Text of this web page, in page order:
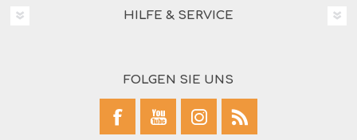
HILFE & SERVICE
FOLGEN SIE UNS